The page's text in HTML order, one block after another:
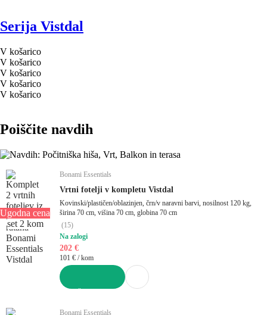
Serija Vistdal
V košarico
V košarico
V košarico
V košarico
V košarico
Poiščite navdih
Ugodna cena
set 2 kom
Bonami Essentials
Vrtni fotelji v kompletu Vistdal
Kovinski/plastičen/oblazinjen, črn/v naravni barvi, nosilnost 120 kg,
širina 70 cm, višina 70 cm, globina 70 cm
(15)
Na zalogi
202 €
101 € / kom
Bonami Essentials